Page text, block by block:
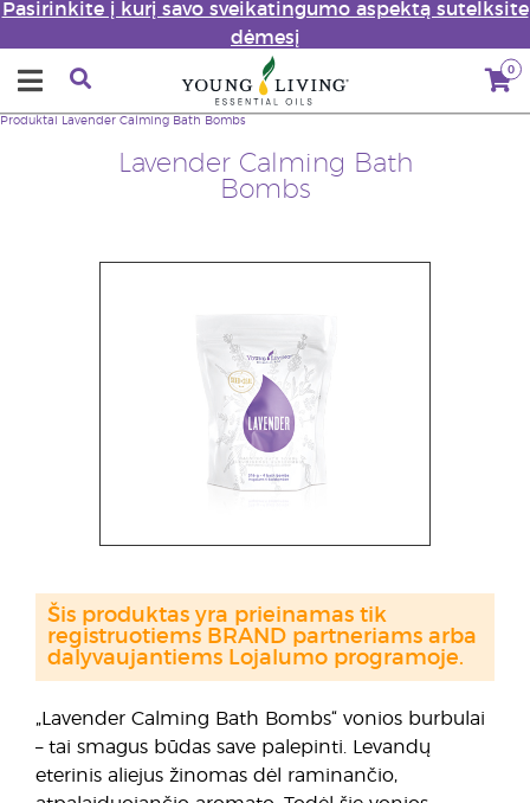
Pasirinkite į kurį savo sveikatingumo aspektą sutelksite
dėmesį
0
Lavender Calming Bath
Bombs
Produktai Lavender Calming Bath Bombs
„Lavender Calming Bath Bombs“ vonios burbulai
– tai smagus būdas save palepinti. Levandų
eterinis aliejus žinomas dėl raminančio,
Šis produktas yra prieinamas tik
registruotiems BRAND partneriams arba
dalyvaujantiems Lojalumo programoje.